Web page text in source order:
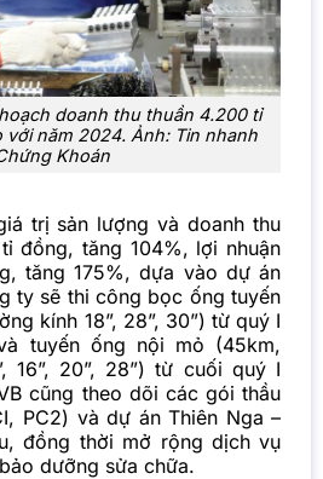
doanh thu thuần 4.200 tỉ
với năm 2024. Ảnh: Tin nhanh
Khoán
trị sản lượng và doanh thu
đồng, tăng 104%, lợi nhuận
tăng 175%, dựa vào dự án
ty sẽ thi công bọc ống tuyến
kính 18”, 28”, 30”) từ quý I
tuyến ống nội mỏ (45km,
16”, 20”, 28”) từ cuối quý I
cũng theo dõi các gói thầu
PC2) và dự án Thiên Nga –
đồng thời mở rộng dịch vụ
dưỡng sửa chữa.